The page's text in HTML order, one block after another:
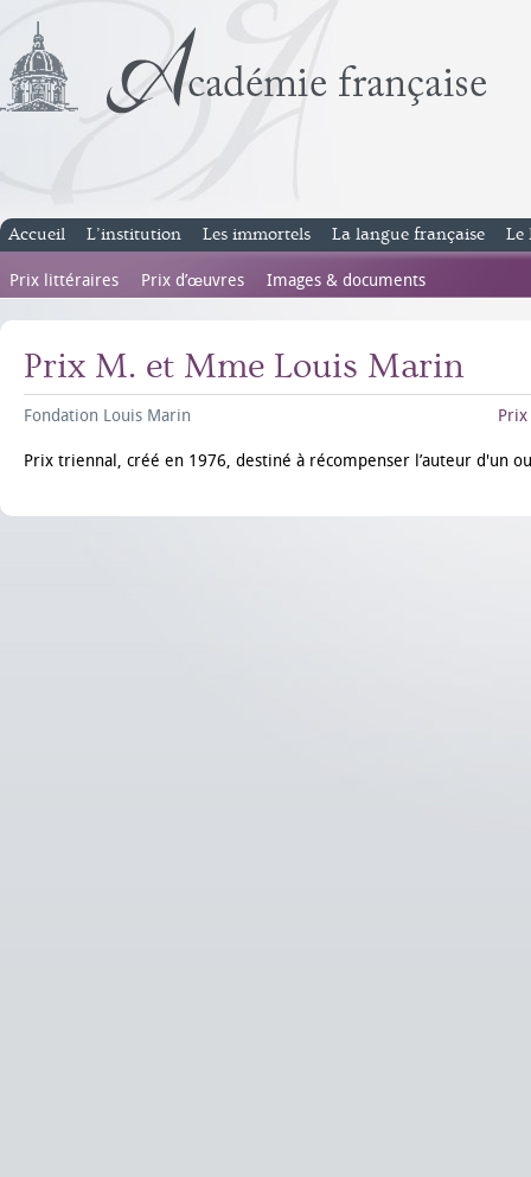
Accueil L’institution Les immortels La langue française Le
Prix littéraires Prix d’œuvres Images & documents
Prix M. et Mme Louis Marin
Fondation Louis Marin
Prix triennal, créé en 1976, destiné à récompenser l’auteur d'un